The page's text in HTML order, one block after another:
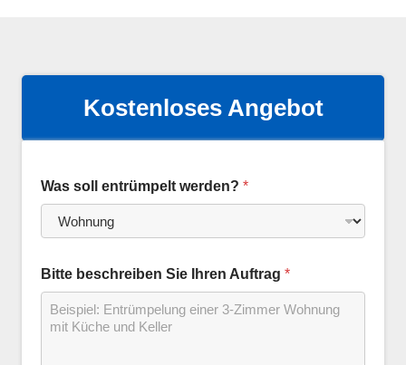
Kostenloses Angebot
Was soll entrümpelt werden? *
Bitte beschreiben Sie Ihren Auftrag *